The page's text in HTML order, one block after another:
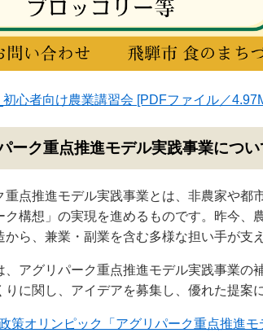
初心者向け農業講習会 [PDFファイル／
ーク重点推進モデル実践事業につい
重点推進モデル実践事業とは、非農家や
ク構想」の実現を進めるものです。昨今
から、兼業・副業を含む多様な担い手が支
、アグリパーク重点推進モデル実践事業
りに関し、アイデアを募集し、優れた提案
策オリンピック「アグリパーク重点推進モ